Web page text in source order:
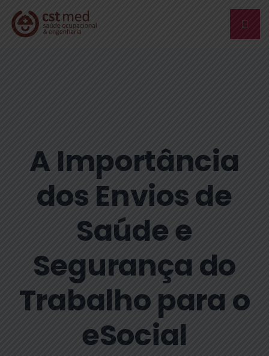
A Importância
dos Envios de
Saúde e
Segurança do
Trabalho para o
eSocial